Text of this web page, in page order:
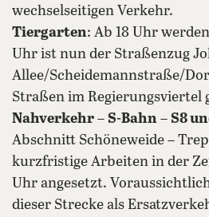
wechselseitigen Verkehr.
Tiergarten: Ab 18 Uhr
Uhr ist nun der Straßenzug
Allee/Scheidemannstraße/
Straßen im Regierungsviertel
Nahverkehr – S-Bahn – S8
Abschnitt Schöneweide –
kurzfristige Arbeiten in der
Uhr angesetzt.
dieser Strecke als